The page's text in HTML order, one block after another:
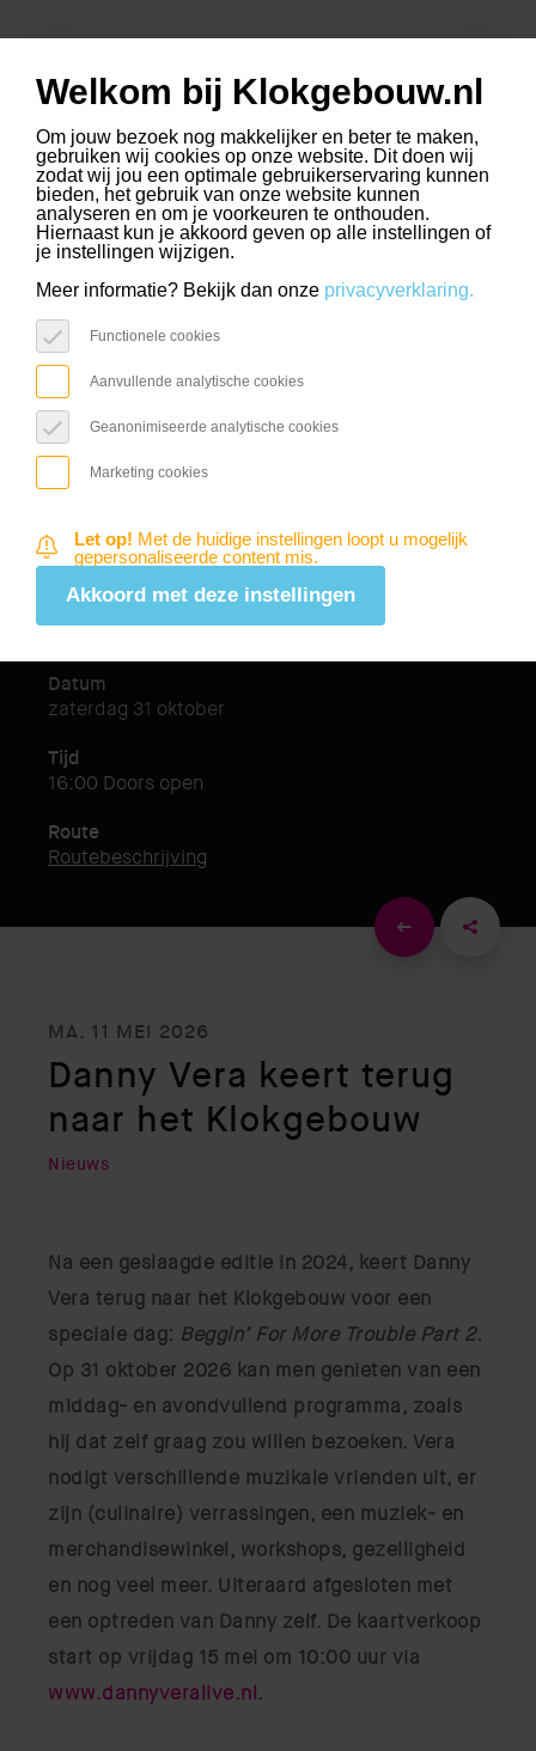
www.trudo.nl
www.slimmerkopen.nl
www.driehoekstrijps.nl
Locatie
Klokgebouw
Website
Datum
zaterdag 31 oktober
Tijd
16:00 Doors open
Route
Routebeschrijving
MA. 11 MEI 2026
Danny Vera keert terug
naar het Klokgebouw
Nieuws
Na een geslaagde editie in 2024, keert Danny
Vera terug naar het Klokgebouw voor een
speciale dag: Beggin’ For More Trouble Part 2.
Op 31 oktober 2026 kan men genieten van een
middag- en avondvullend programma, zoals
hij dat zelf graag zou willen bezoeken. Vera
nodigt verschillende muzikale vrienden uit, er
zijn (culinaire) verrassingen, een muziek- en
merchandisewinkel, workshops, gezelligheid
en nog veel meer. Uiteraard afgesloten met
een optreden van Danny zelf. De kaartverkoop
start op vrijdag 15 mei om 10:00 uur via
www.dannyveralive.nl.
Welkom bij Klokgebouw.nl
select language
Om jouw bezoek nog makkelijker en beter te maken,
gebruiken wij cookies op onze website. Dit doen wij
zodat wij jou een optimale gebruikerservaring kunnen
bieden, het gebruik van onze website kunnen
analyseren en om je voorkeuren te onthouden.
Hiernaast kun je akkoord geven op alle instellingen of
je instellingen wijzigen.
Meer informatie? Bekijk dan onze privacyverklaring.
Functionele cookies
Aanvullende analytische cookies
Geanonimiseerde analytische cookies
Marketing cookies
Let op! Met de huidige instellingen loopt u mogelijk
gepersonaliseerde content mis.
Akkoord met deze instellingen